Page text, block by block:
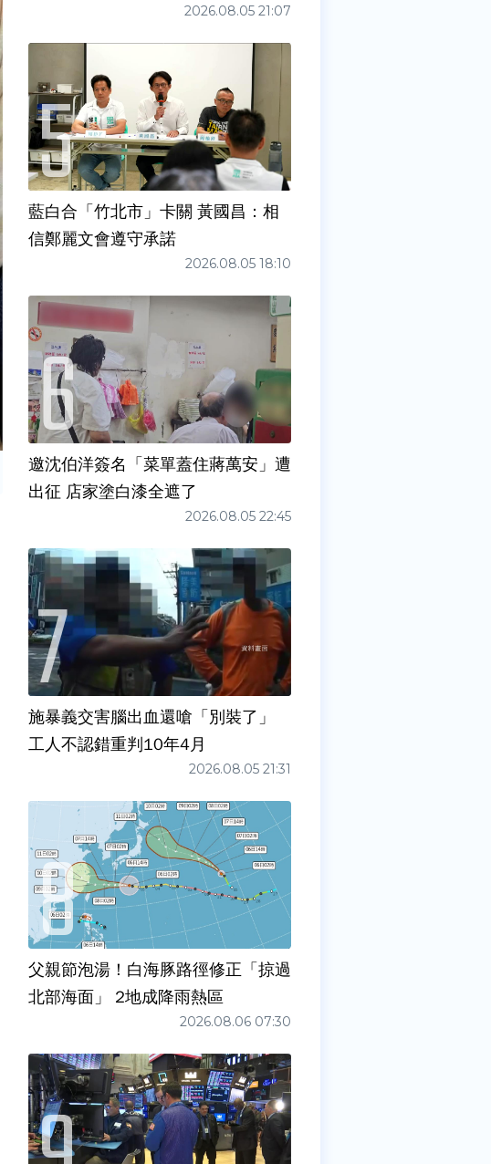
2026.08.05 21:07
藍白合「竹北市」卡關 黃國昌：相
信鄭麗文會遵守承諾
2026.08.05 18:10
邀沈伯洋簽名「菜單蓋住蔣萬安」遭
出征 店家塗白漆全遮了
2026.08.05 22:45
施暴義交害腦出血還嗆「別裝了」
工人不認錯重判10年4月
2026.08.05 21:31
父親節泡湯！白海豚路徑修正「掠過
北部海面」 2地成降雨熱區
2026.08.06 07:30